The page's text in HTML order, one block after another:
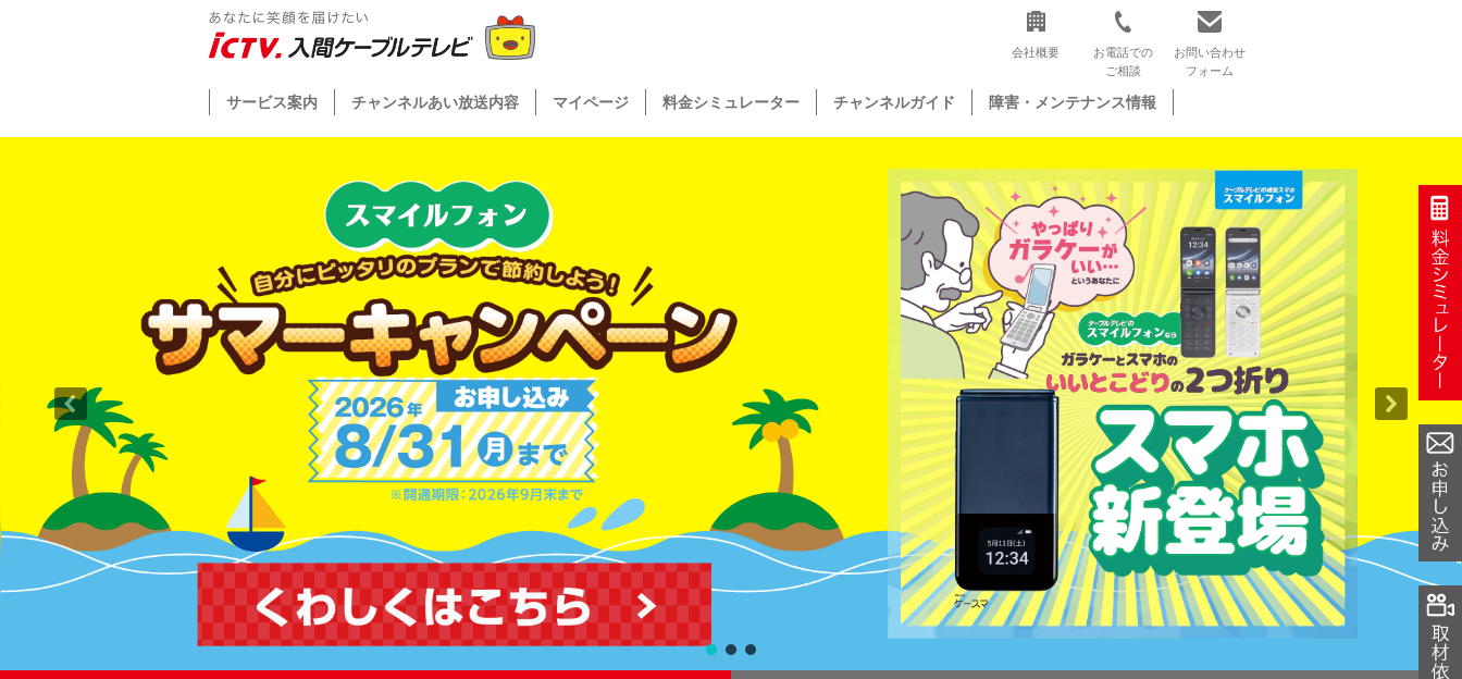
会社概要
お電話での
ご相談
お問い合わせ
フォーム
サービス案内 チャンネルあい放送内容 マイページ 料金シミュレーター チャンネルガイド 障害・メンテナンス情報